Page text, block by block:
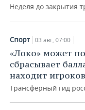
Неделя до закрытия
Спорт 03 авг, 07:00
«Локо» может
сбрасывает
находит игроков
Трансферный гид